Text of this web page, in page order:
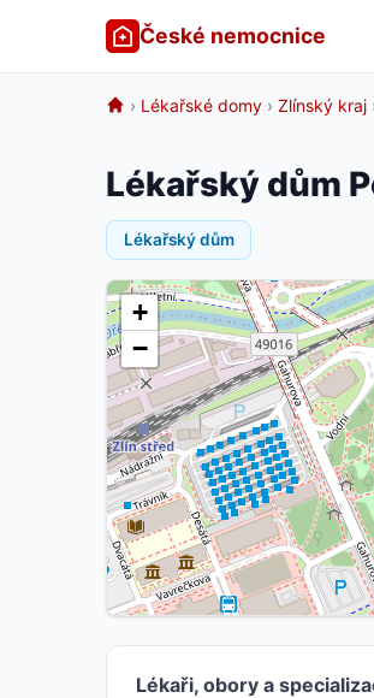
České nemocnice
› Lékařské domy › Zlínský kraj
Lékařský dům
Lékařský dům
+
−
Lékaři, obory a